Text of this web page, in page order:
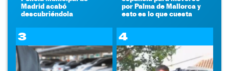
Madrid acabó
descubriéndola
por Palma de Mallorca y
esto es lo que cuesta
3 4